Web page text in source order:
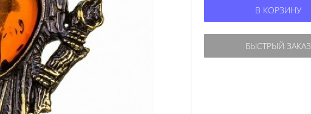
В КОРЗИНУ
БЫСТРЫЙ ЗАКАЗ